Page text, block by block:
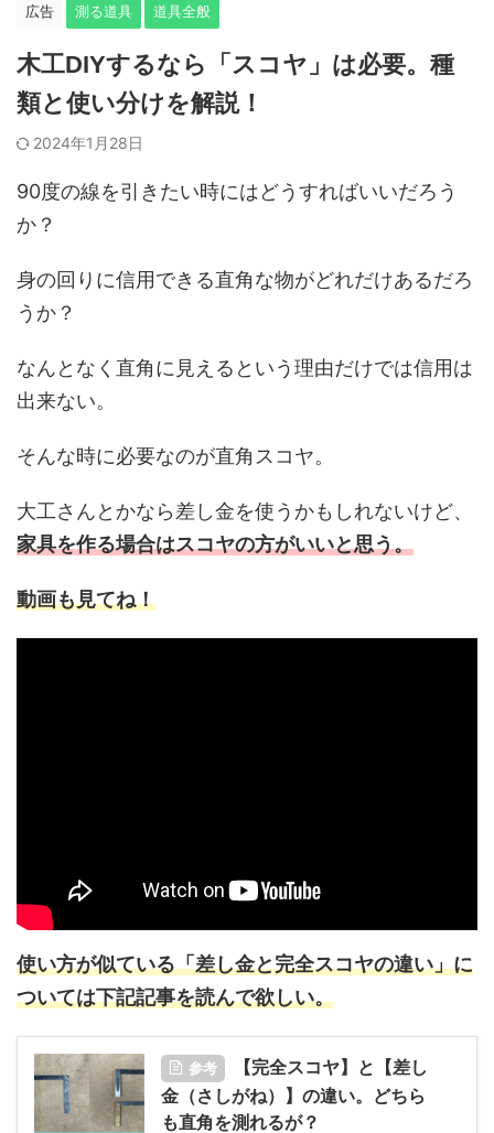
広告 測る道具 道具全般
木工DIYするなら「スコヤ」は必要。種
類と使い分けを解説！
2024年1月28日
90度の線を引きたい時にはどうすればいいだろう
か？
身の回りに信用できる直角な物がどれだけあるだろ
うか？
なんとなく直角に見えるという理由だけでは信用は
出来ない。
そんな時に必要なのが直角スコヤ。
大工さんとかなら差し金を使うかもしれないけど、
家具を作る場合はスコヤの方がいいと思う。
動画も見てね！
使い方が似ている「差し金と完全スコヤの違い」に
ついては下記記事を読んで欲しい。
参考
【完全スコヤ】と【差し
金（さしがね）】の違い。どちら
も直角を測れるが？